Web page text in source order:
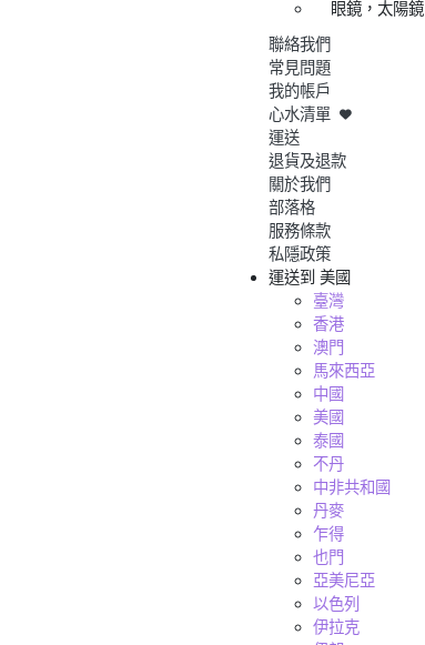
眼鏡，太陽鏡
聯絡我們
常見問題
我的帳戶
心水清單
運送
退貨及退款
關於我們
部落格
服務條款
私隱政策
運送到 美國
臺灣
香港
澳門
馬來西亞
中國
美國
泰國
不丹
中非共和國
丹麥
乍得
也門
亞美尼亞
以色列
伊拉克